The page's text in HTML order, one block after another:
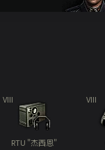
VIII
RTU "杰西恩"
VIII